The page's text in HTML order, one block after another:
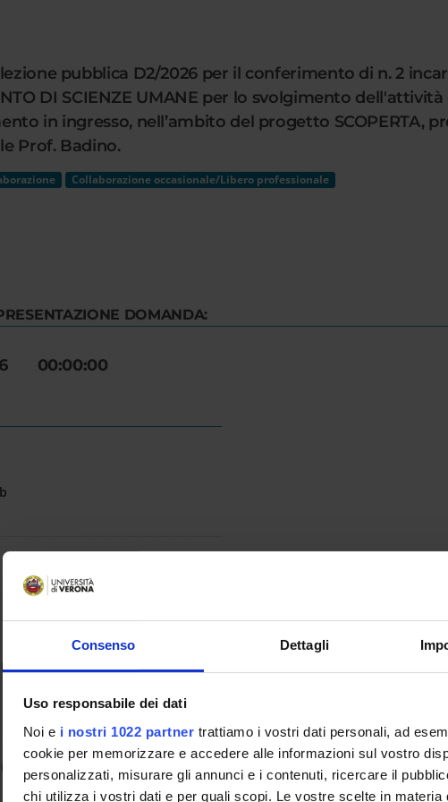
Consenso Dettagli
Uso responsabile dei dati
Noi e i nostri 1022 partner trattiamo i vostri dati personali, ad
cookie per memorizzare e accedere alle informazioni sul vostro
personalizzati, misurare gli annunci e i contenuti, ricercare il
chi utilizza i vostri dati e per quali scopi. Le vostre scelte in
pubblica D2/2026 per il conferimento di n. 2
DI SCIENZE UMANE per lo svolgimento
in ingresso, nell’ambito del progetto SCOPERTA,
le Prof. Badino.
Collaborazione occasionale/Libero professionale
DOMANDA:
00:00:00
assegnisti
dottorandi